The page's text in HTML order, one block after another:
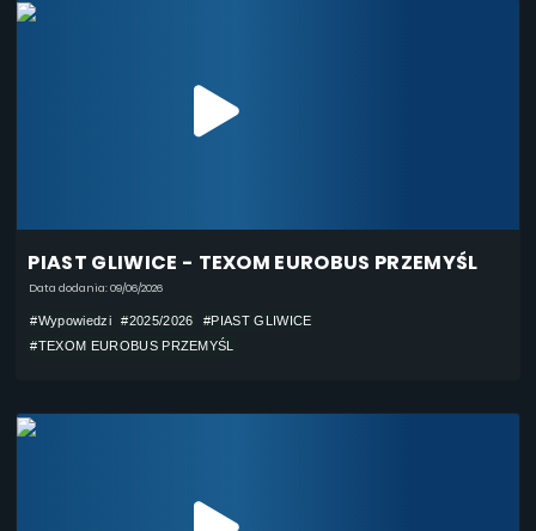
PIAST GLIWICE - TEXOM EUROBUS PRZEMYŚL
Data dodania: 09/06/2026
#Wypowiedzi #2025/2026
#PIAST GLIWICE
#TEXOM EUROBUS PRZEMYŚL